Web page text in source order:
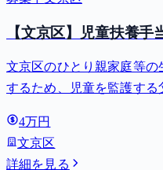
【文京区】児童扶養手
文京区のひとり親家庭等
するため、児童を監護す
4万円
文京区
詳細を見る